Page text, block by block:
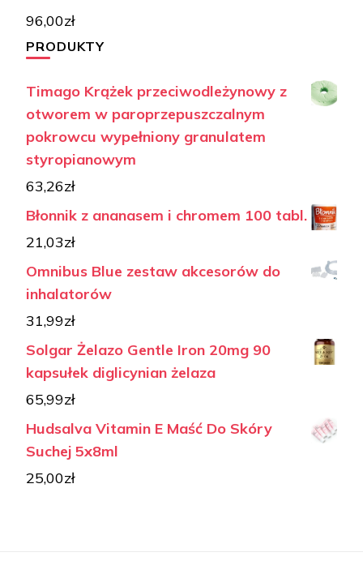
96,00zł
PRODUKTY
Timago Krążek przeciwodleżynowy z
otworem w paroprzepuszczalnym
pokrowcu wypełniony granulatem
styropianowym
63,26zł
Błonnik z ananasem i chromem 100 tabl.
21,03zł
Omnibus Blue zestaw akcesorów do
inhalatorów
31,99zł
Solgar Żelazo Gentle Iron 20mg 90
kapsułek diglicynian żelaza
65,99zł
Hudsalva Vitamin E Maść Do Skóry
Suchej 5x8ml
25,00zł